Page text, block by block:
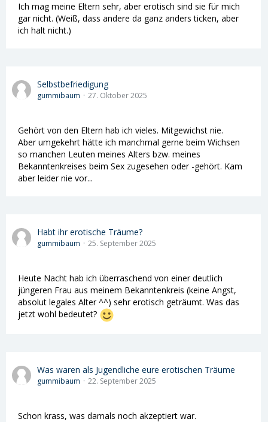
Ich mag meine Eltern sehr, aber erotisch sind sie für mich
gar nicht. (Weiß, dass andere da ganz anders ticken, aber
ich halt nicht.)
Selbstbefriedigung
gummibaum 27. Oktober 2025
Gehört von den Eltern hab ich vieles. Mitgewichst nie.
Aber umgekehrt hätte ich manchmal gerne beim Wichsen
so manchen Leuten meines Alters bzw. meines
Bekanntenkreises beim Sex zugesehen oder -gehört. Kam
aber leider nie vor...
Habt ihr erotische Träume?
gummibaum 25. September 2025
Heute Nacht hab ich überraschend von einer deutlich
jüngeren Frau aus meinem Bekanntenkreis (keine Angst,
absolut legales Alter ^^) sehr erotisch geträumt. Was das
jetzt wohl bedeutet?
Was waren als Jugendliche eure erotischen Träume
gummibaum 22. September 2025
Schon krass, was damals noch akzeptiert war.